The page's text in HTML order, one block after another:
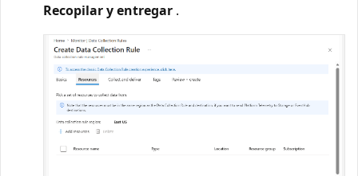
Recopilar y entregar .